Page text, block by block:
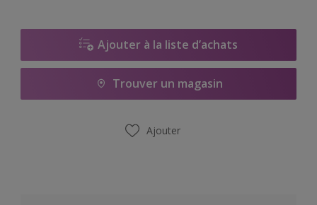
Ajouter à la liste d’achats
Trouver un magasin
Ajouter